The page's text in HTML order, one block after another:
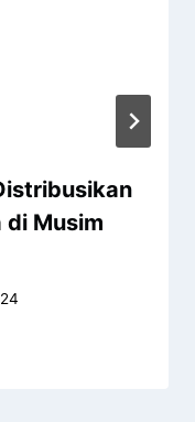
di Musim